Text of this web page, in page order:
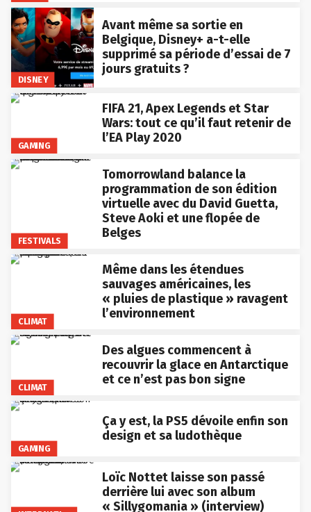
DISNEY
Avant même sa sortie en
Belgique, Disney+ a-t-elle
supprimé sa période d’essai de 7
jours gratuits ?
GAMING
FIFA 21, Apex Legends et Star
Wars: tout ce qu’il faut retenir de
l’EA Play 2020
FESTIVALS
Tomorrowland balance la
programmation de son édition
virtuelle avec du David Guetta,
Steve Aoki et une flopée de
Belges
CLIMAT
Même dans les étendues
sauvages américaines, les
« pluies de plastique » ravagent
l’environnement
CLIMAT
Des algues commencent à
recouvrir la glace en Antarctique
et ce n’est pas bon signe
GAMING
Ça y est, la PS5 dévoile enfin son
design et sa ludothèque
Loïc Nottet laisse son passé
derrière lui avec son album
« Sillygomania » (interview)